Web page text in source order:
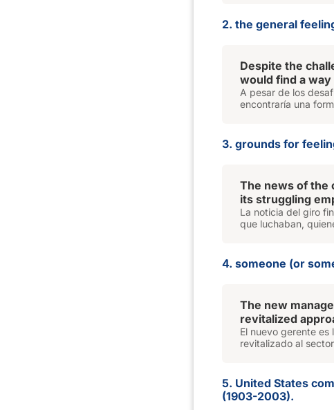
2. the general
Despite the
would find a
A pesar de los
encontraría una
3. grounds for
The news of the
its struggling
La noticia del giro
que luchaban,
4. someone (or
The new
revitalized
El nuevo gerente
revitalizado al
5. United States
(1903-2003).